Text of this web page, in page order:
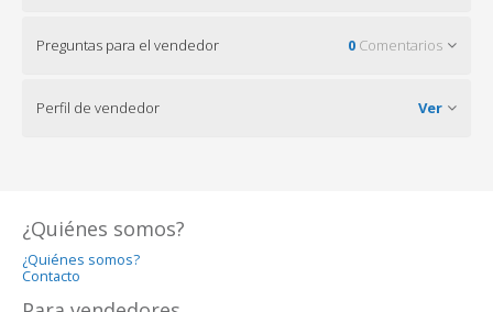
Preguntas para el vendedor 0 Comentarios
Perfil de vendedor Ver
¿Quiénes somos?
¿Quiénes somos?
Contacto